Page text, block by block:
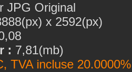
JPG Original
x 2592(px)
: 7,81(mb)
TVA incluse